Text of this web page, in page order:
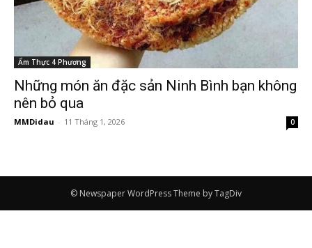
Ẩm Thực 4 Phương
Những món ăn đặc sản Ninh Bình bạn không
nên bỏ qua
MMDidau - 11 Tháng 1, 2026 0
© Newspaper WordPress Theme by TagDiv